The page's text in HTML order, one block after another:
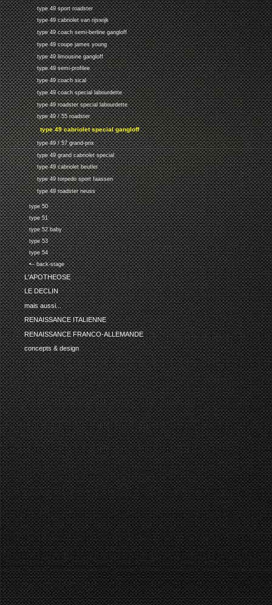
type 49 sport roadster
type 49 cabriolet van rijswijk
type 49 coach semi-berline gangloff
type 49 coupe james young
type 49 limousine gangloff
type 49 semi-profilee
type 49 coach sical
type 49 coach special labourdette
type 49 roadster special labourdette
type 49 / 55 roadster
type 49 cabriolet special gangloff
type 49 / 57 grand-prix
type 49 grand cabriolet special
type 49 cabriolet beutler
type 49 torpedo sport faassen
type 49 roadster neuss
type 50
type 51
type 52 baby
type 53
type 54
•-- back-stage
L'APOTHEOSE
LE DECLIN
mais aussi...
RENAISSANCE ITALIENNE
RENAISSANCE FRANCO-ALLEMANDE
concepts & design